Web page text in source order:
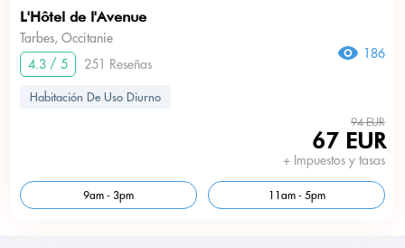
L'Hôtel de l'Avenue
Tarbes, Occitanie
4.3 / 5
251 Reseñas
186
Habitación De Uso Diurno
94 EUR
67 EUR
+ Impuestos y tasas
9am - 3pm 11am - 5pm